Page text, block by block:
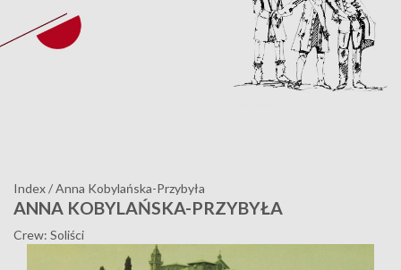
Index/Anna Kobylańska-Przybyła
ANNA KOBYLAŃSKA-PRZYBYŁA
Crew: Soliści